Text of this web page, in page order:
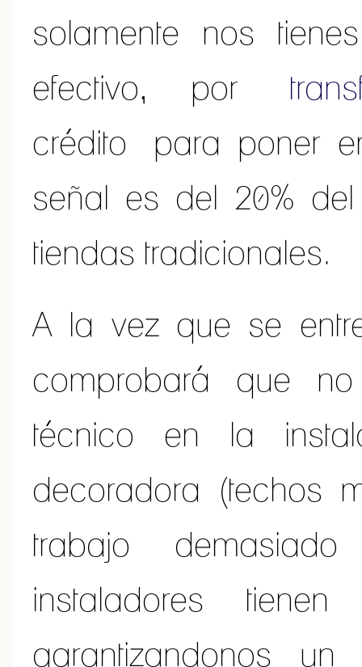
solamente nos
efectivo, por
crédito para poner
señal es del 20%
tiendas tradicionales.
A la vez que se
comprobará que
técnico en la
decoradora (techos
trabajo
instaladores
garantizandonos